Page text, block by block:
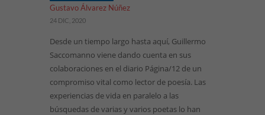
Gustavo Álvarez Núñez
24 DIC, 2020
Desde un tiempo largo hasta aquí, Guillermo
Saccomanno viene dando cuenta en sus
colaboraciones en el diario Página/12 de un
compromiso vital como lector de poesía. Las
experiencias de vida en paralelo a las
búsquedas de varias y varios poetas lo han